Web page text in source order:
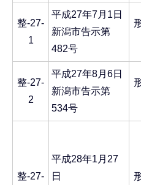
整-27-
1
平成27年7月1日
新潟市告示第
482号
整-27-
2
平成27年8月6日
新潟市告示第
534号
整-27-
平成28年1月27
日